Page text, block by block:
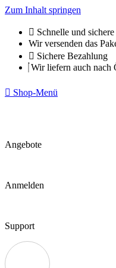
Zum Inhalt springen
Schnelle und
Wir versenden das
Sichere Bezahlung
Wir liefern auch nach
Shop-Menü
Angebote
Anmelden
Support